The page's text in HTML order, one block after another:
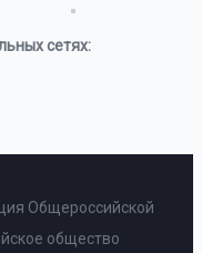
сетях:
Общероссийской
общество